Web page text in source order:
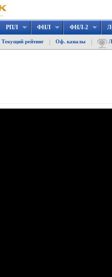
Текущий рейтинг Оф. каналы
РПЛ ФНЛ ФНЛ-2